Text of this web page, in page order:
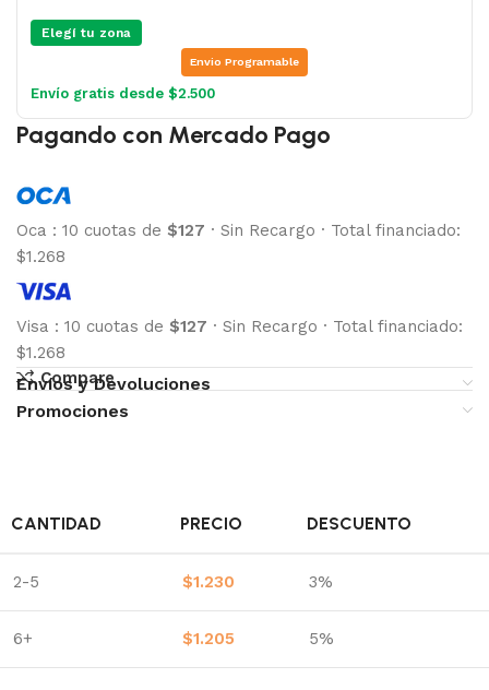
Elegí tu zona
Envio Programable
Envío gratis desde $2.500
Pagando con Mercado Pago
Oca : 10 cuotas de $127 · Sin Recargo · Total financiado:
$1.268
Visa : 10 cuotas de $127 · Sin Recargo · Total financiado:
$1.268
Compare
Envíos y Devoluciones
Promociones
CANTIDAD PRECIO DESCUENTO
2-5 $1.230 3%
6+ $1.205 5%